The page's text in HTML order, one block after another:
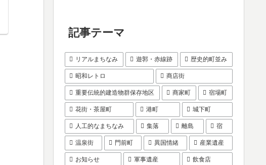
記事テーマ
リアルまちなみ 遊郭・赤線跡 歴史的町並み
昭和レトロ 商店街
重要伝統的建造物群保存地区 商家町 宿場町
花街・茶屋町 港町 城下町
人工的なまちなみ 集落 離島 宿
温泉街 門前町 異国情緒 産業遺産
お知らせ 軍事遺産 飲食店